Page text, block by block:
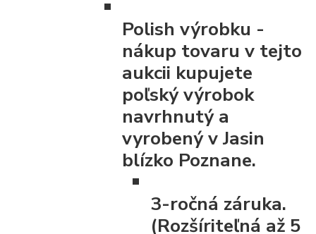
Polish výrobku -
nákup tovaru v tejto
aukcii kupujete
poľský výrobok
navrhnutý a
vyrobený v Jasin
blízko Poznane.
3-ročná záruka.
(Rozšíriteľná až 5